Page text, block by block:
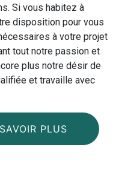
Si vous habitez à
disposition pour vous
à votre projet
tout notre passion et
plus notre désir de
et travaille avec
PLUS